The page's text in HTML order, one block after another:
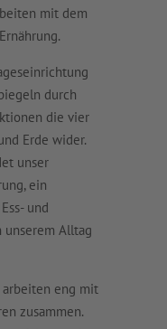
mit dem
durch
die vier
Erde wider.
unser
ein
und
unserem Alltag
eng mit
zusammen.